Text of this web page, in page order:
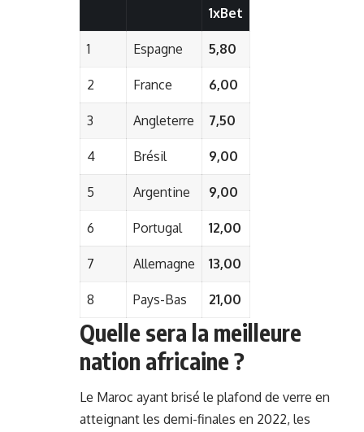
1xBet
1 Espagne 5,80
2 France 6,00
3 Angleterre 7,50
4 Brésil 9,00
5 Argentine 9,00
6 Portugal 12,00
7 Allemagne 13,00
8 Pays-Bas 21,00
Quelle sera la meilleure
nation africaine ?
Le Maroc ayant brisé le plafond de verre en
atteignant les demi-finales en 2022, les